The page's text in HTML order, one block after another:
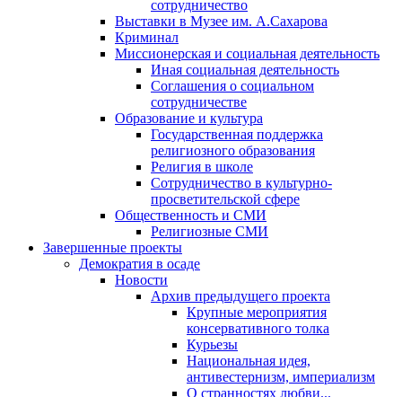
сотрудничество
Выставки в Музее им. А.Сахарова
Криминал
Миссионерская и социальная деятельность
Иная социальная деятельность
Соглашения о социальном
сотрудничестве
Образование и культура
Государственная поддержка
религиозного образования
Религия в школе
Сотрудничество в культурно-
просветительской сфере
Общественность и СМИ
Религиозные СМИ
Завершенные проекты
Демократия в осаде
Новости
Архив предыдущего проекта
Крупные мероприятия
консервативного толка
Курьезы
Национальная идея,
антивестернизм, империализм
О странностях любви...